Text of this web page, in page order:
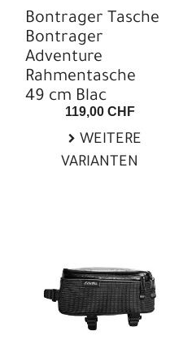
Bontrager Tasche
Bontrager
Adventure
Rahmentasche
49 cm Blac
119,00 CHF
WEITERE
VARIANTEN